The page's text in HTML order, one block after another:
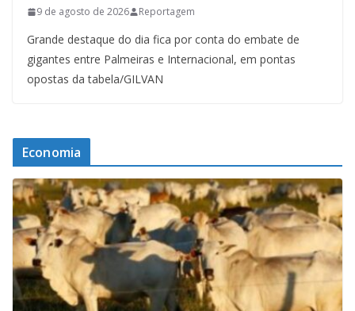
9 de agosto de 2026 Reportagem
Grande destaque do dia fica por conta do embate de
gigantes entre Palmeiras e Internacional, em pontas
opostas da tabela/GILVAN
Economia